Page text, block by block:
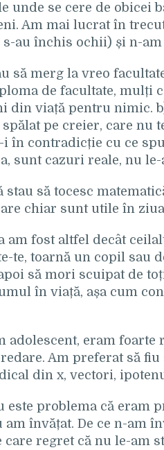
unde se cere de obicei
Am mai lucrat în
s-au închis ochii) și n-
să merg la vreo
de facultate, mulți
din viață pentru nimic.
pe creier, care nu
i în contradicție cu ce
sunt cazuri reale, nu
stau să tocesc
chiar sunt utile în
am fost altfel decât
te, toarnă un copil sau
să mori scuipat de
în viață, așa cum
adolescent, eram
Am preferat să fiu
din x, vectori,
este problema că eram
învățat. De ce n-am
care regret că nu le-am